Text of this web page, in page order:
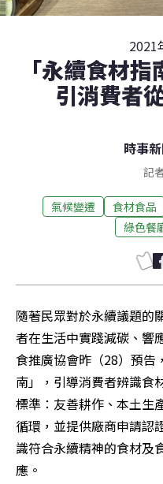
2021
「永續食材
引消費者
時事
記
氣候變遷 食材食品
綠色餐
隨著民眾對於永續議題的
者在生活中實踐減碳、響
食推廣協會昨（28）預告
南」，引導消費者辨識食
標準：友善耕作、本土生
循環，並提供廠商申請認
識符合永續精神的食材及
應。